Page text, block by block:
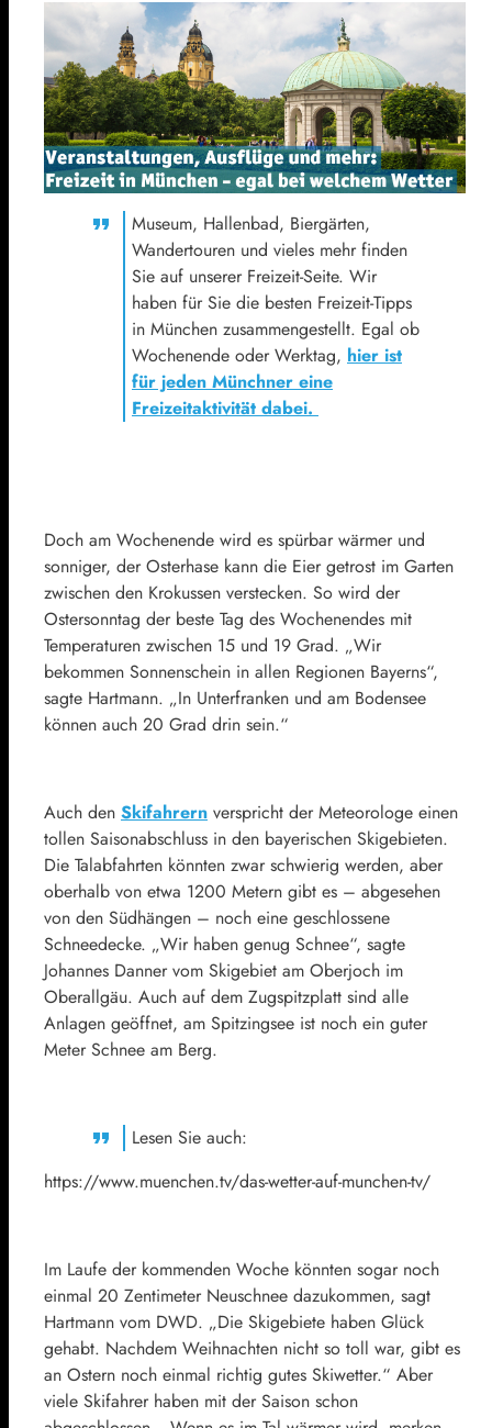
Museum, Hallenbad, Biergärten,
Wandertouren und vieles mehr finden
Sie auf unserer Freizeit-Seite. Wir
haben für Sie die besten Freizeit-Tipps
in München zusammengestellt. Egal ob
Wochenende oder Werktag, hier ist
für jeden Münchner eine
Freizeitaktivität dabei.
Doch am Wochenende wird es spürbar wärmer und
sonniger, der Osterhase kann die Eier getrost im Garten
zwischen den Krokussen verstecken. So wird der
Ostersonntag der beste Tag des Wochenendes mit
Temperaturen zwischen 15 und 19 Grad. „Wir
bekommen Sonnenschein in allen Regionen Bayerns“,
sagte Hartmann. „In Unterfranken und am Bodensee
können auch 20 Grad drin sein.“
Auch den Skifahrern verspricht der Meteorologe einen
tollen Saisonabschluss in den bayerischen Skigebieten.
Die Talabfahrten könnten zwar schwierig werden, aber
oberhalb von etwa 1200 Metern gibt es – abgesehen
von den Südhängen – noch eine geschlossene
Schneedecke. „Wir haben genug Schnee“, sagte
Johannes Danner vom Skigebiet am Oberjoch im
Oberallgäu. Auch auf dem Zugspitzplatt sind alle
Anlagen geöffnet, am Spitzingsee ist noch ein guter
Meter Schnee am Berg.
Lesen Sie auch:
https://www.muenchen.tv/das-wetter-auf-munchen-tv/
Im Laufe der kommenden Woche könnten sogar noch
einmal 20 Zentimeter Neuschnee dazukommen, sagt
Hartmann vom DWD. „Die Skigebiete haben Glück
gehabt. Nachdem Weihnachten nicht so toll war, gibt es
an Ostern noch einmal richtig gutes Skiwetter.“ Aber
viele Skifahrer haben mit der Saison schon